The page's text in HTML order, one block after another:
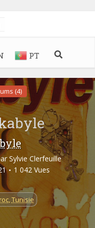
PT
(4)
Sylvie Clerfeuille
1 042 Vues
,Tunisie